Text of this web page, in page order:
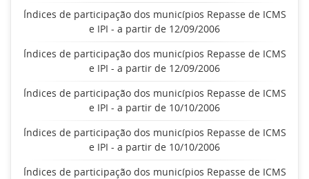
Índices de participação dos municípios Repasse de ICMS
e IPI - a partir de 12/09/2006
Índices de participação dos municípios Repasse de ICMS
e IPI - a partir de 12/09/2006
Índices de participação dos municípios Repasse de ICMS
e IPI - a partir de 10/10/2006
Índices de participação dos municípios Repasse de ICMS
e IPI - a partir de 10/10/2006
Índices de participação dos municípios Repasse de ICMS